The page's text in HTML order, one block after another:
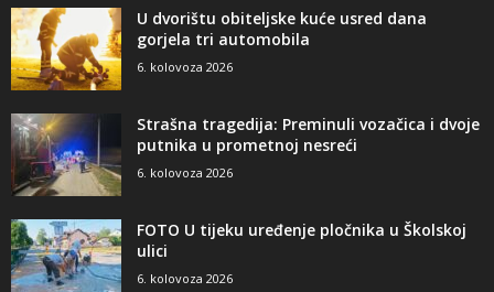
U dvorištu obiteljske kuće usred dana
gorjela tri automobila
6. kolovoza 2026
Strašna tragedija: Preminuli vozačica i dvoje
putnika u prometnoj nesreći
6. kolovoza 2026
FOTO U tijeku uređenje pločnika u Školskoj
ulici
6. kolovoza 2026